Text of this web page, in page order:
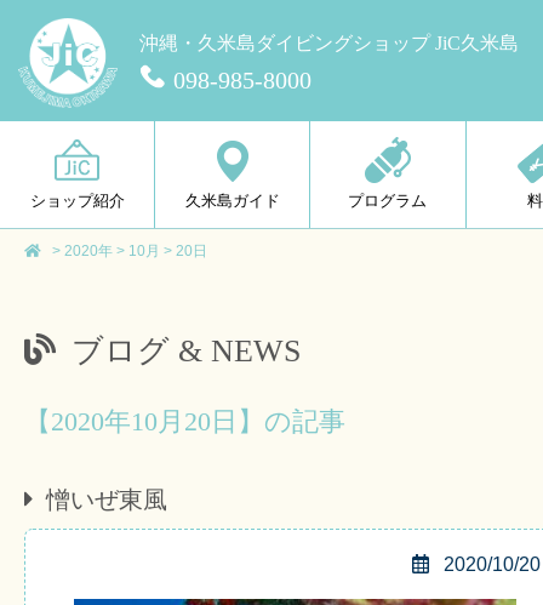
沖縄・久米島ダイビングショップ JiC久米島
098-985-8000
ショップ紹介 久米島ガイド プログラム
> 2020年 > 10月 > 20日
ブログ & NEWS
【2020年10月20日】の記事
憎いぜ東風
2020/10/20